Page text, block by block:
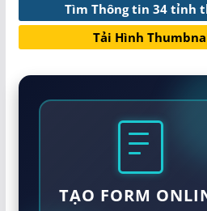
Tìm Thông tin 34 tỉnh
Tải Hình
TẠO FORM